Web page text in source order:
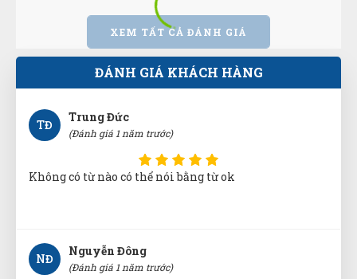
XEM TẤT CẢ ĐÁNH GIÁ
ĐÁNH GIÁ KHÁCH HÀNG
được bạn bè giới thiệu nên mới dùng thử, phải nói là
số 1 luôn
TĐ
Trung Đức
(Đánh giá 1 năm trước)
Không có từ nào có thể nói bằng từ ok
NĐ
Nguyễn Đông
(Đánh giá 1 năm trước)